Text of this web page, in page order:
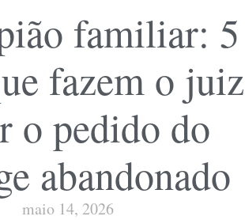
familiar: 5
fazem o juiz
o pedido do
abandonado
maio 14, 2026